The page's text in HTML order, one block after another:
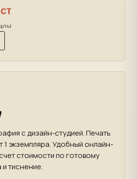
с дизайн-студией. Печать
1 экземпляра. Удобный онлайн-
стоимости по готовому
и тиснение.